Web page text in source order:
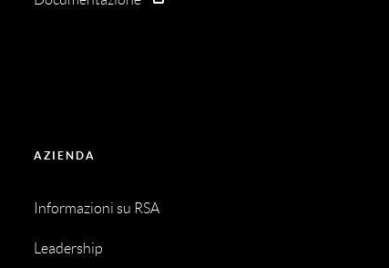
AZIENDA
Informazioni su RSA
Leadership